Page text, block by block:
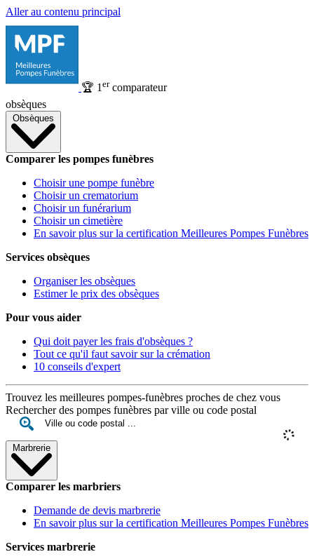
Aller au contenu principal
🏆 1 ercomparateur
obsèques
Obsèques
Comparer les pompes funèbres
Choisir une pompe funèbre
Choisir un crematorium
Choisir un funérarium
Choisir un cimetière
En savoir plus sur la certification Meilleures Pompes Funèbres
Services obsèques
Organiser les obsèques
Estimer le prix des obsèques
Pour vous aider
Qui doit payer les frais d'obsèques ?
Tout ce qu'il faut savoir sur la crémation
10 conseils d'expert
Trouvez les meilleures pompes-funèbres proches de chez vous
Rechercher des pompes funèbres par ville ou code postal
Marbrerie
Comparer les marbriers
Demande de devis marbrerie
En savoir plus sur la certification Meilleures Pompes Funèbres
Services marbrerie